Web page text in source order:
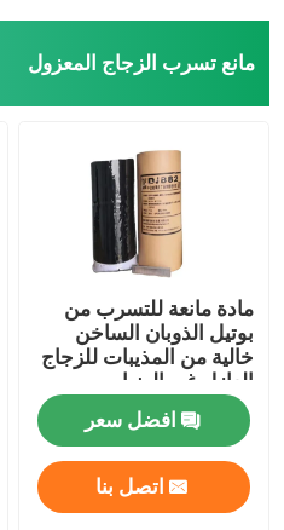
مانع تسرب الزجاج المعزول
مادة مانعة للتسرب من
بوتيل الذوبان الساخن
خالية من المذيبات للزجاج
العازل غير الضبابي
افضل سعر
اتصل بنا